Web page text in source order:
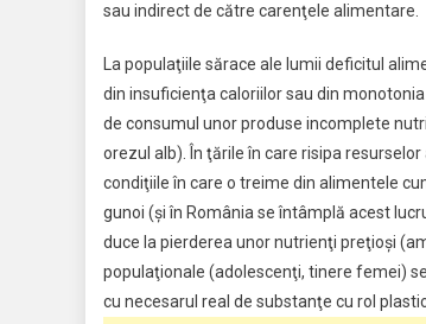
sau indirect de către carenţele alimentare.
La populaţiile sărace ale lumii deficitul
din insuficienţa caloriilor sau din
de consumul unor produse incomplete
orezul alb). În ţările în care risipa
condiţiile în care o treime din alimentele
gunoi (şi în România se întâmplă acest
duce la pierderea unor nutrienţi preţioşi
populaţionale (adolescenţi, tinere femei)
cu necesarul real de substanţe cu rol